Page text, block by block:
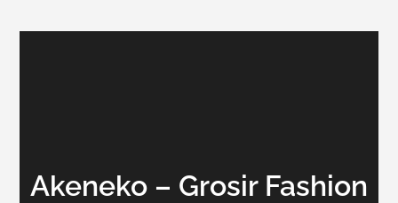
Akeneko – Grosir Fashion